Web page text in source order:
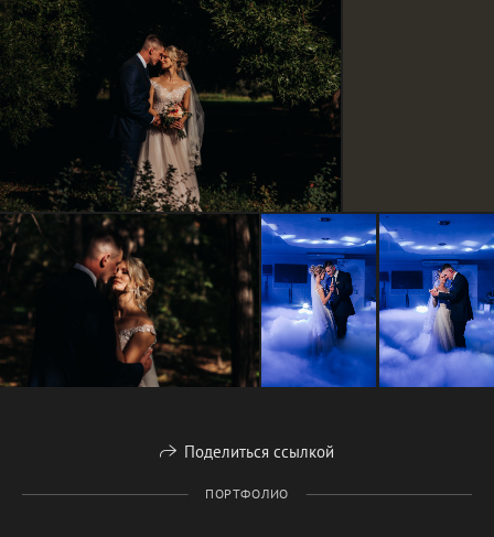
Поделиться ссылкой
ПОРТФОЛИО